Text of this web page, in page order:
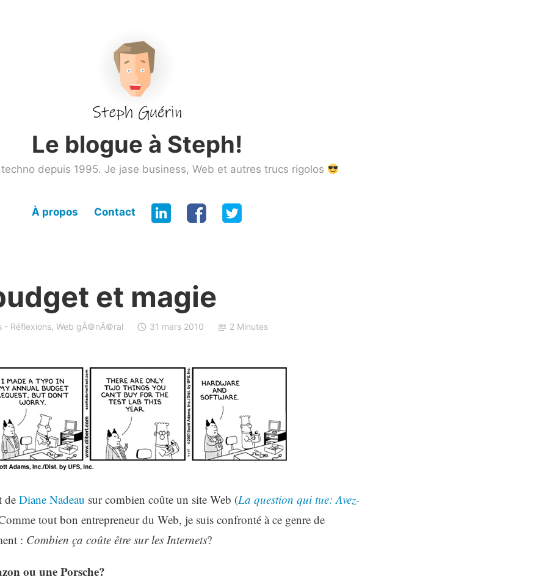
Le blogue à Steph!
depuis 1995. Je jase business, Web et autres trucs rigolos
À propos Contact
et magie
- Réflexions,Web gÃ©nÃ©ral 31 mars 2010 2 Minutes
de Diane Nadeau sur combien coûte un site Web (La question qui tue: Avez-
tout bon entrepreneur du Web, je suis confronté à ce genre de
: Combien ça coûte être sur les Internets?
ou une Porsche?